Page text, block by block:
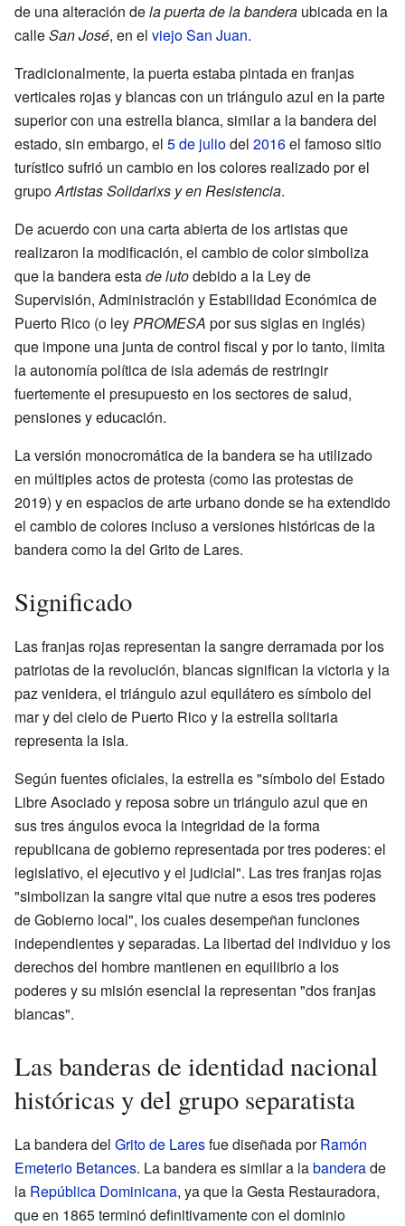
de una alteración dela puerta de la bandera ubicada en la
calleSan José, en el viejo San Juan.
Tradicionalmente, la puerta estaba pintada en franjas
verticales rojas y blancas con un triángulo azul en la parte
superior con una estrella blanca, similar a la bandera del
estado, sin embargo, el 5 de juliodel 2016el famoso sitio
turístico sufrió un cambio en los colores realizado por el
grupoArtistas Solidarixs y en Resistencia.
De acuerdo con una carta abierta de los artistas que
realizaron la modificación, el cambio de color simboliza
que la bandera estade lutodebido a la Ley de
Supervisión, Administración y Estabilidad Económica de
Puerto Rico (o leyPROMESA por sus siglas en inglés)
que impone una junta de control fiscal y por lo tanto, limita
la autonomía política de isla además de restringir
fuertemente el presupuesto en los sectores de salud,
pensiones y educación.
La versión monocromática de la bandera se ha utilizado
en múltiples actos de protesta (como las protestas de
2019) y en espacios de arte urbano donde se ha extendido
el cambio de colores incluso a versiones históricas de la
bandera como la del Grito de Lares.
Significado
Las franjas rojas representan la sangre derramada por los
patriotas de la revolución, blancas significan la victoria y la
paz venidera, el triángulo azul equilátero es símbolo del
mar y del cielo de Puerto Rico y la estrella solitaria
representa la isla.
Según fuentes oficiales, la estrella es "símbolo del Estado
Libre Asociado y reposa sobre un triángulo azul que en
sus tres ángulos evoca la integridad de la forma
republicana de gobierno representada por tres poderes: el
legislativo, el ejecutivo y el judicial". Las tres franjas rojas
"simbolizan la sangre vital que nutre a esos tres poderes
de Gobierno local", los cuales desempeñan funciones
independientes y separadas. La libertad del individuo y los
derechos del hombre mantienen en equilibrio a los
poderes y su misión esencial la representan "dos franjas
blancas".
Las banderas de identidad nacional
históricas y del grupo separatista
La bandera del Grito de Laresfue diseñada porRamón
Emeterio Betances. La bandera es similar a labanderade
la República Dominicana, ya que la Gesta Restauradora,
que en 1865 terminó definitivamente con el dominio